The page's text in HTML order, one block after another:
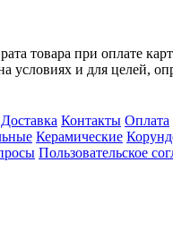
товара при оплате
и для целей,
Доставка Контакты Оплата
Керамические
Пользовательское